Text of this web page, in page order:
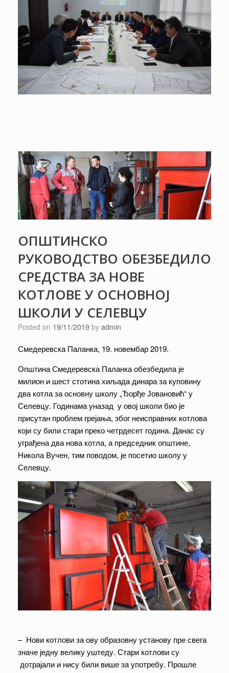
ОПШТИНСКО
РУКОВОДСТВО ОБЕЗБЕДИЛО
СРЕДСТВА ЗА НОВЕ
КОТЛОВЕ У ОСНОВНОЈ
ШКОЛИ У СЕЛЕВЦУ
Posted on 19/11/2019 by admin
Смедеревска Паланка, 19. новембар 2019.
Општина Смедеревска Паланка обезбедила је
милион и шест стотина хиљада динара за куповину
два котла за основну школу „Ђорђе Јовановић“ у
Селевцу. Годинама уназад у овој школи био је
присутан проблем грејања, због неисправних котлова
који су били стари преко четрдесет година. Данас су
уграђена два нова котла, а председник општине,
Никола Вучен, тим поводом, је посетио школу у
Селевцу.
– Нови котлови за ову образовну установу пре свега
значе једну велику уштеду. Стари котлови су
дотрајали и нису били више за употребу. Прошле